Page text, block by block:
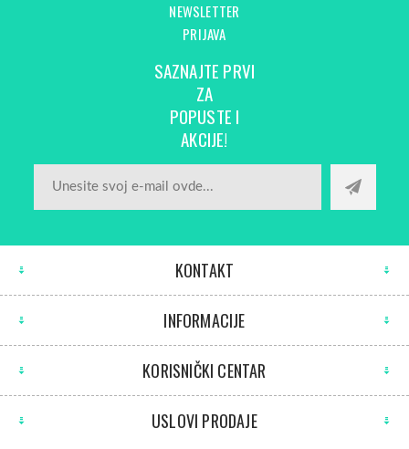
NEWSLETTER
PRIJAVA
SAZNAJTE PRVI
ZA
POPUSTE I
AKCIJE!
KONTAKT
INFORMACIJE
KORISNIČKI CENTAR
USLOVI PRODAJE